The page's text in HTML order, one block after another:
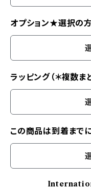
オプション★選択の
ラッピング（＊複数ま
この商品は到着まで